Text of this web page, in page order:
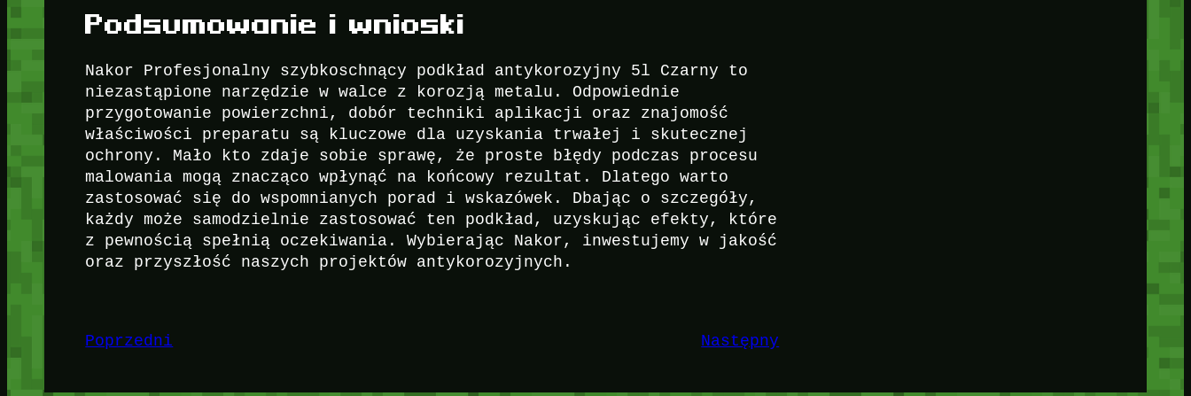
Podsumowanie i wnioski
Nakor Profesjonalny szybkoschnący podkład antykorozyjny 5l Czarny to
niezastąpione narzędzie w walce z korozją metalu. Odpowiednie
przygotowanie powierzchni, dobór techniki aplikacji oraz znajomość
właściwości preparatu są kluczowe dla uzyskania trwałej i skutecznej
ochrony. Mało kto zdaje sobie sprawę, że proste błędy podczas procesu
malowania mogą znacząco wpłynąć na końcowy rezultat. Dlatego warto
zastosować się do wspomnianych porad i wskazówek. Dbając o szczegóły,
każdy może samodzielnie zastosować ten podkład, uzyskując efekty, które
z pewnością spełnią oczekiwania. Wybierając Nakor, inwestujemy w jakość
oraz przyszłość naszych projektów antykorozyjnych.
Poprzedni Następny